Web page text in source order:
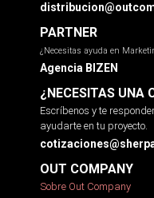
PARTNER
¿Necesitas ayuda en
Agencia BIZEN
¿NECESITAS UNA
Escríbenos y te
ayudarte en tu proyecto.
OUT COMPANY
Sobre Out Company